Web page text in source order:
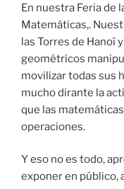
En nuestra Feria de
Matemáticas,.
las Torres de Hanoï
geométricos
movilizar todas sus
mucho dirante la
que las
operaciones.
Y eso no es todo,
exponer en público,